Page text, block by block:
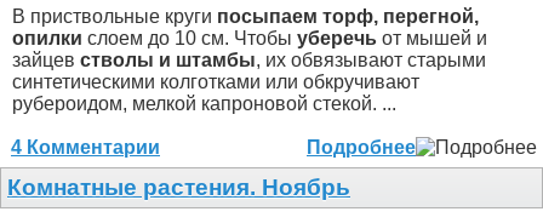
В приствольные круги посыпаем торф, перегной,
опилки слоем до 10 см. Чтобы уберечь от мышей и
зайцев стволы и штамбы, их обвязывают старыми
синтетическими колготками или обкручивают
рубероидом, мелкой капроновой стекой. ...
4 Комментарии Подробнее
Комнатные растения. Ноябрь